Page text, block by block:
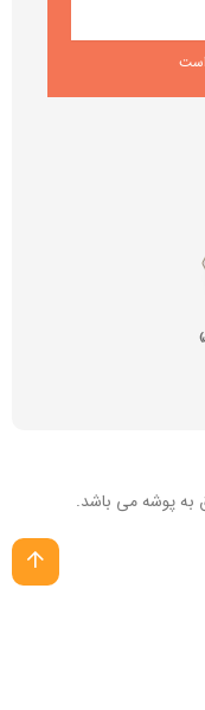
است
به پوشه می باشد.